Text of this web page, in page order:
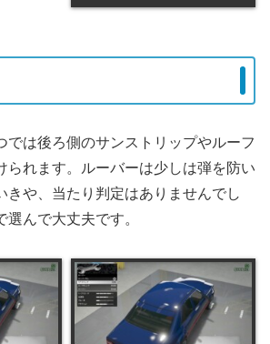
では後ろ側のサンストリップやルーフ
られます。ルーバーは少しは弾を防い
きや、当たり判定はありませんでし
んで大丈夫です。